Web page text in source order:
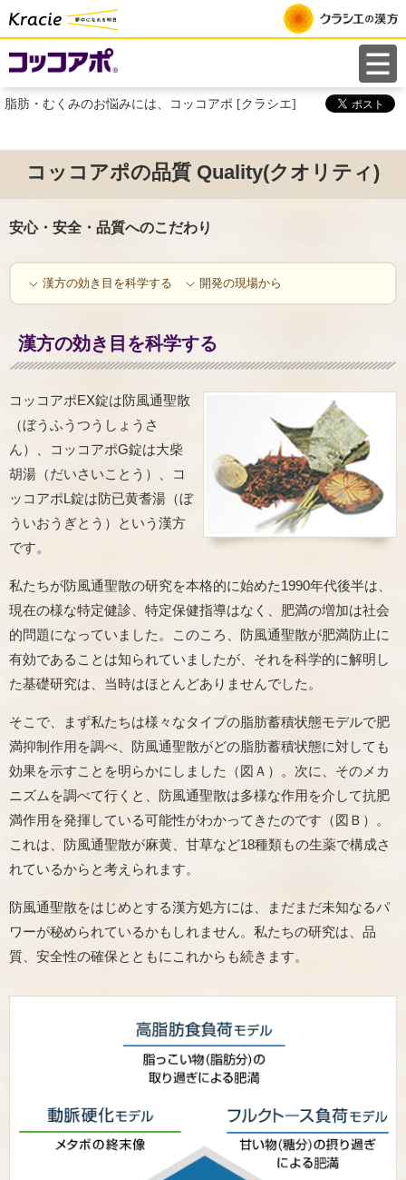
脂肪・むくみのお悩みには、コッコアポ [クラシエ]
コッコアポの品質 Quality(クオリティ)
安心・安全・品質へのこだわり
漢方の効き目を科学する 開発の現場から
漢方の効き目を科学する
コッコアポEX錠は防風通聖散
（ぼうふうつうしょうさ
ん）、コッコアポG錠は大柴
胡湯（だいさいことう）、コ
ッコアポL錠は防已黄耆湯（ぼ
ういおうぎとう）という漢方
です。
私たちが防風通聖散の研究を本格的に始めた1990年代後半は、
現在の様な特定健診、特定保健指導はなく、肥満の増加は社会
的問題になっていました。このころ、防風通聖散が肥満防止に
有効であることは知られていましたが、それを科学的に解明し
た基礎研究は、当時はほとんどありませんでした。
そこで、まず私たちは様々なタイプの脂肪蓄積状態モデルで肥
満抑制作用を調べ、防風通聖散がどの脂肪蓄積状態に対しても
効果を示すことを明らかにしました（図Ａ）。次に、そのメカ
ニズムを調べて行くと、防風通聖散は多様な作用を介して抗肥
満作用を発揮している可能性がわかってきたのです（図Ｂ）。
これは、防風通聖散が麻黄、甘草など18種類もの生薬で構成さ
れているからと考えられます。
防風通聖散をはじめとする漢方処方には、まだまだ未知なるパ
ワーが秘められているかもしれません。私たちの研究は、品
質、安全性の確保とともにこれからも続きます。
ペ
ー
ジ
は
こ
す